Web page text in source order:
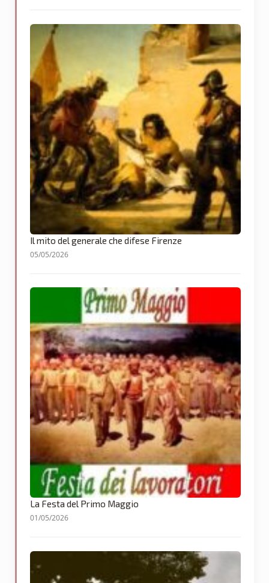
Il mito del generale che difese Firenze
05/05/2026
La Festa del Primo Maggio
01/05/2026